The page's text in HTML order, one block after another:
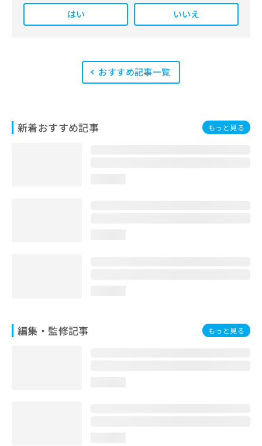
また、医療広告ガイドラインに準拠し
た編集体制を整えており、編集部内に
は、一般社団法人薬機法医療法規格協
います。
はい
いいえ
おすすめ記事一覧
新着おすすめ記事 もっと見る
編集・監修記事 もっと見る